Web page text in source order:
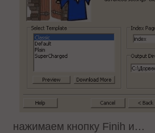
нажимаем кнопку Finih и…